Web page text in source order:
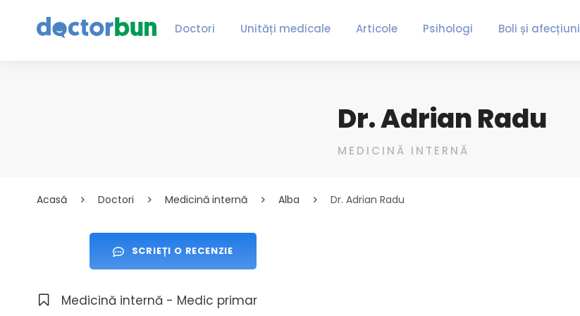
Doctori Unități medicale Articole Psihologi Boli și afecțiuni
Dr. Adrian Radu
MEDICINĂ INTERNĂ
Acasă Doctori Medicină internă Alba Dr. Adrian Radu
SCRIEȚI O RECENZIE
Medicină internă - Medic primar